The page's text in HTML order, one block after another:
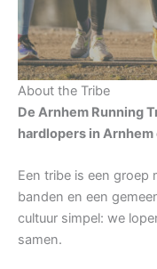
About the Tribe
De Arnhem Running
hardlopers in Arnhem
Een tribe is een groep
banden en een
cultuur simpel: we
samen.